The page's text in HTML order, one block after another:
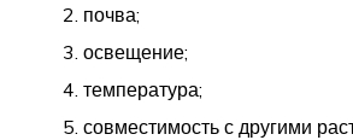
почва;
освещение;
температура;
совместимость с другими